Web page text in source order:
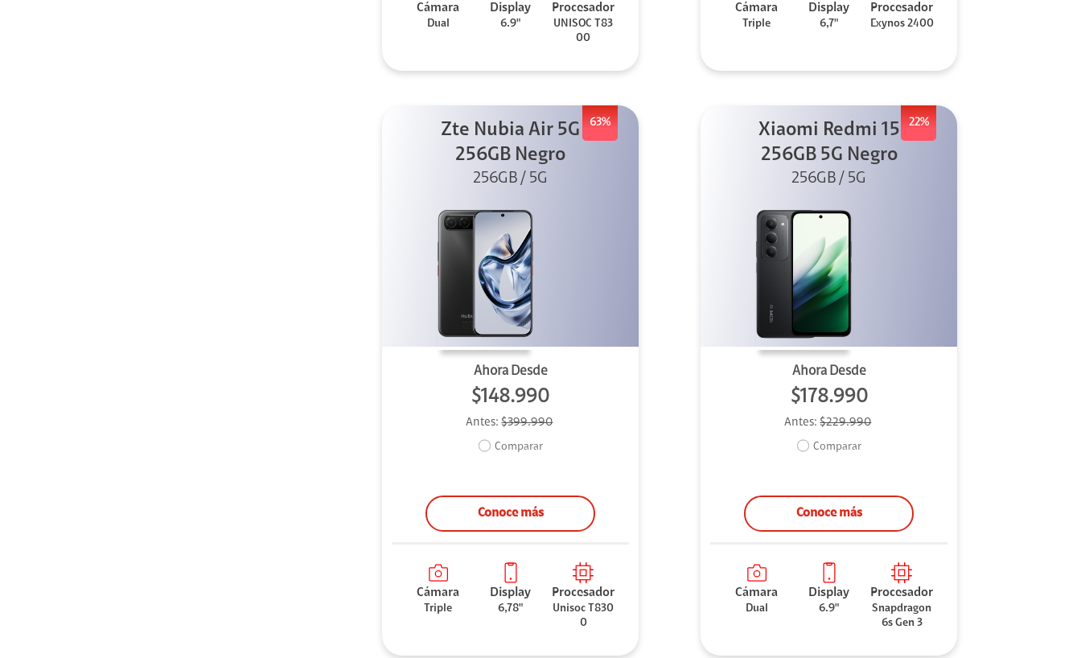
Cámara
Dual
Display
6.9"
Procesador
UNISOC T83
00
Cámara
Triple
Display
6,7"
Procesador
Exynos 2400
63%
Zte Nubia Air 5G
256GB Negro
256GB / 5G
Ahora Desde
$148.990
Antes:$399.990
Comparar
Conoce más
Cámara
Triple
Display
6,78"
Procesador
Unisoc T830
0
22%
Xiaomi Redmi 15
256GB 5G Negro
256GB / 5G
Ahora Desde
$178.990
Antes:$229.990
Comparar
Conoce más
Cámara
Dual
Display
6.9"
Procesador
Snapdragon
6s Gen 3